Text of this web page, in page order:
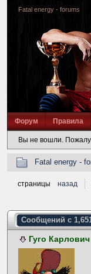
Fatal energy - forums
Форум Правила
Вы не вошли.
Fatal energy -
страницы назад
Сообщений с
Гуго Карлович